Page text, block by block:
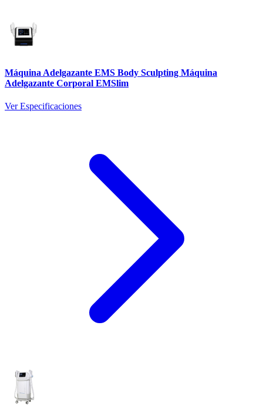
Máquina Adelgazante EMS Body Sculpting Máquina
Adelgazante Corporal EMSlim
Ver Especificaciones